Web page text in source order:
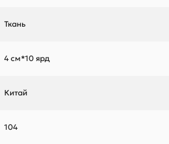
Ткань
4 см*10 ярд
Китай
104